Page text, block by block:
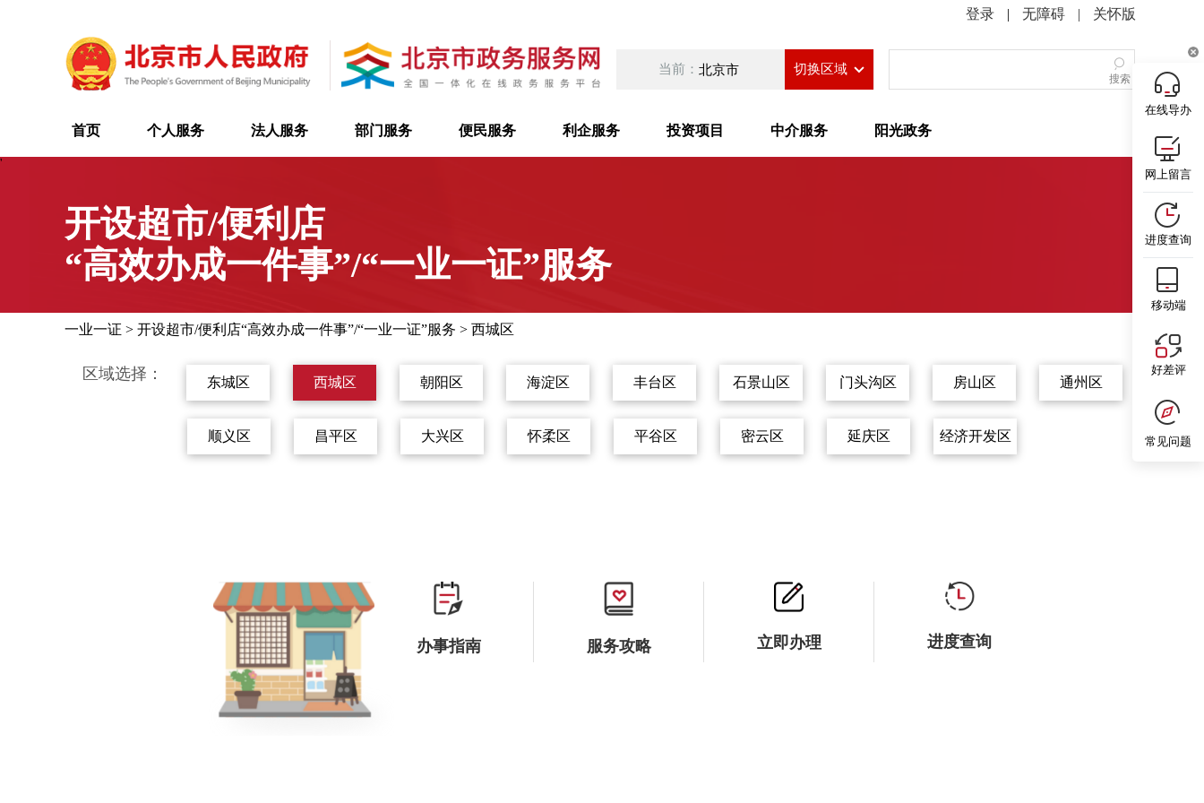
| 无障碍 | 关怀版
当前： 北京市 切换区域
搜索
首页 个人服务 法人服务 部门服务 便民服务 利企服务 投资项目 中介服务 阳光政务
'
开设超市/便利店
“高效办成一件事”/“一业一证”服务
一业一证 > 开设超市/便利店“高效办成一件事”/“一业一证”服务 > 西城区
区域选择： 东城区 西城区 朝阳区 海淀区 丰台区 石景山区 门头沟区 房山区 通州区
顺义区 昌平区 大兴区 怀柔区 平谷区 密云区 延庆区 经济开发区
办事指南 服务攻略 立即办理 进度查询
在线导办
网上留言
进度查询
移动端
好差评
常见问题